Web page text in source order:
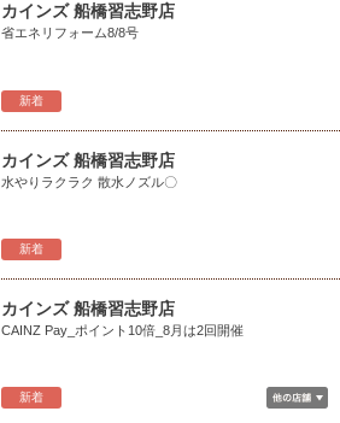
新着
カインズ 船橋習志野店
省エネリフォーム8/8号
新着
カインズ 船橋習志野店
水やりラクラク 散水ノズル〇
新着
カインズ 船橋習志野店
CAINZ Pay_ポイント10倍_8月は2回開催